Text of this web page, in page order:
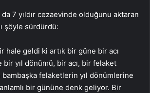
da 7 yıldır cezaevinde olduğunu aktaran
şöyle sürdürdü:
hale geldi ki artık bir güne bir acı
bir yıl dönümü, bir acı, bir felaket
bambaşka felaketlerin yıl dönümlerine
bir gününe denk geliyor. Bir